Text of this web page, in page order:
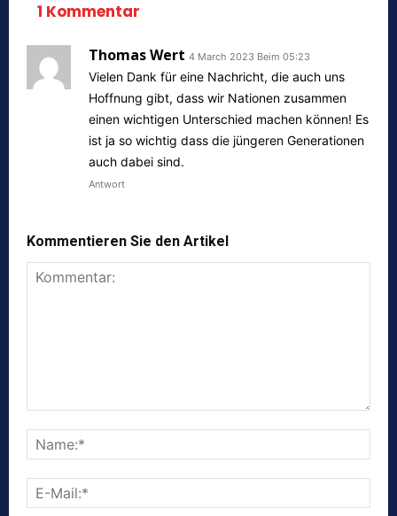
1 Kommentar
Thomas Wert 4 March 2023 Beim 05:23
Vielen Dank für eine Nachricht, die auch uns
Hoffnung gibt, dass wir Nationen zusammen
einen wichtigen Unterschied machen können! Es
ist ja so wichtig dass die jüngeren Generationen
auch dabei sind.
Antwort
Kommentieren Sie den Artikel